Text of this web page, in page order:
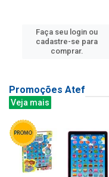
Faça seu login ou
cadastre-se para
comprar.
Promoções Atef
Veja mais